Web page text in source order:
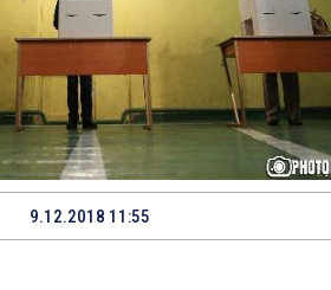
9.12.2018 11:55